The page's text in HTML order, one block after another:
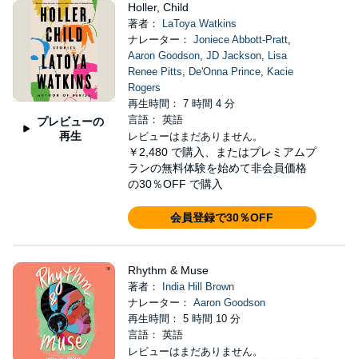
プレビューの
再生
Holler, Child
著者：
LaToya Watkins
ナレーター： Joniece Abbott-Pratt,
Aaron Goodson, JD Jackson, Lisa
Renee Pitts, De'Onna Prince, Kacie
Rogers
再生時間： 7 時間 4 分
言語： 英語
レビューはまだありません。
￥2,480 で購入、またはプレミアムプ
ランの無料体験を始めて非会員価格
の30％OFF で購入
会員登録で30％OFF
Rhythm & Muse
著者：
India Hill Brown
ナレーター： Aaron Goodson
再生時間： 5 時間 10 分
言語： 英語
レビューはまだありません。